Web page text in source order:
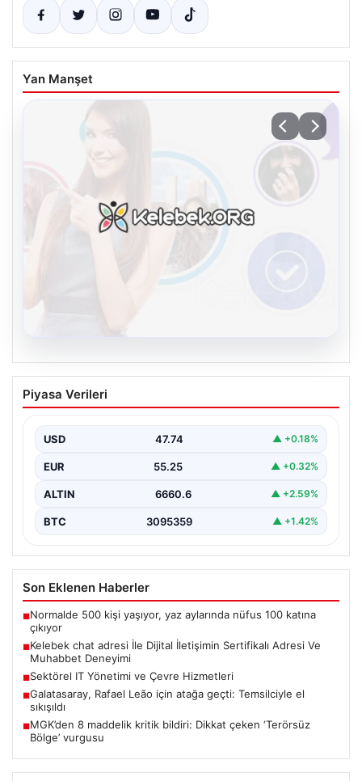
Yan Manşet
Kelebek chat adresi İle Dijital İletişimin
Sertifikalı Adresi Ve Muhabbet
İnternet çağında bireylerin güvenli bir tarzda irtibat
Piyasa Verileri
USD 47.74 ▲ +0.18%
EUR 55.25 ▲ +0.32%
ALTIN 6660.6 ▲ +2.59%
BTC 3095359 ▲ +1.42%
Son Eklenen Haberler
■Normalde 500 kişi yaşıyor, yaz aylarında nüfus 100 katına
çıkıyor
■Kelebek chat adresi İle Dijital İletişimin Sertifikalı Adresi Ve
Muhabbet Deneyimi
■Sektörel IT Yönetimi ve Çevre Hizmetleri
■Galatasaray, Rafael Leão için atağa geçti: Temsilciyle el
sıkışıldı
■MGK’den 8 maddelik kritik bildiri: Dikkat çeken ‘Terörsüz
Bölge’ vurgusu